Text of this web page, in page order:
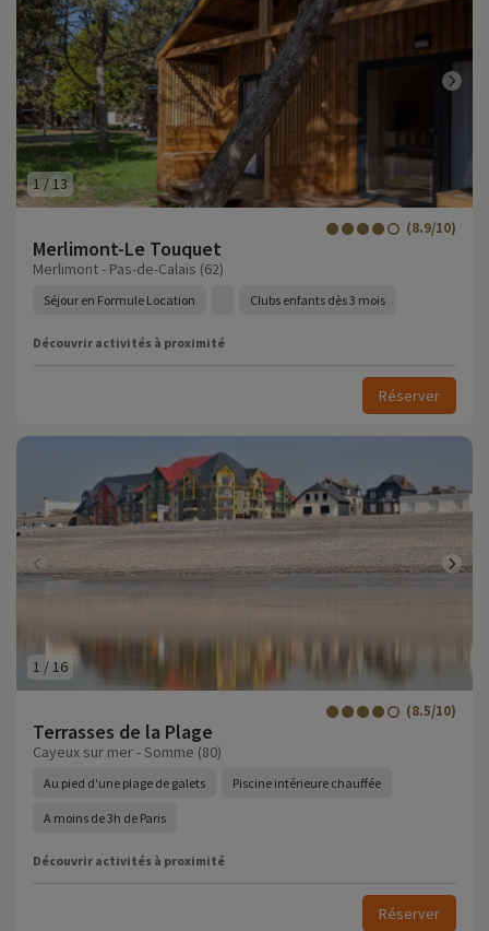
1/13
Merlimont-Le Touquet
(8.9/10)
Merlimont - Pas-de-Calais (62)
Séjour en Formule Location Clubs enfants dès 3 mois
Découvrir activités à proximité
Réserver
1 /16
Terrasses de la Plage
(8.5/10)
Cayeux sur mer - Somme (80)
Au pied d'une plage de galets Piscine intérieure chauffée
A moins de 3h de Paris
Découvrir activités à proximité
Réserver